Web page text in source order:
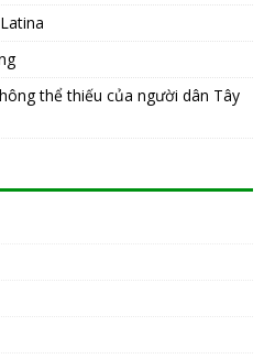
thể thiếu của người dân Tây